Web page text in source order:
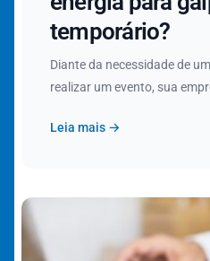
temporário?
Diante da necessidade de
realizar um evento, sua
Leia mais →